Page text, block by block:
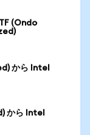
(Ondo
から Intel
から Intel